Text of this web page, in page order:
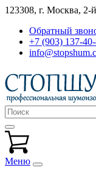
123308, г. Москва, 2-
Обратный
+7 (903) 137-40-
Меню